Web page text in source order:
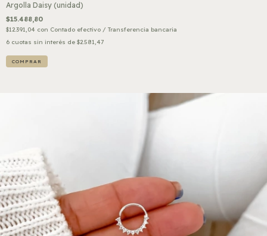
Argolla Daisy (unidad)
$15.488,80
$12.391,04 con Contado efectivo / Transferencia bancaria
6 cuotas sin interés de $2.581,47